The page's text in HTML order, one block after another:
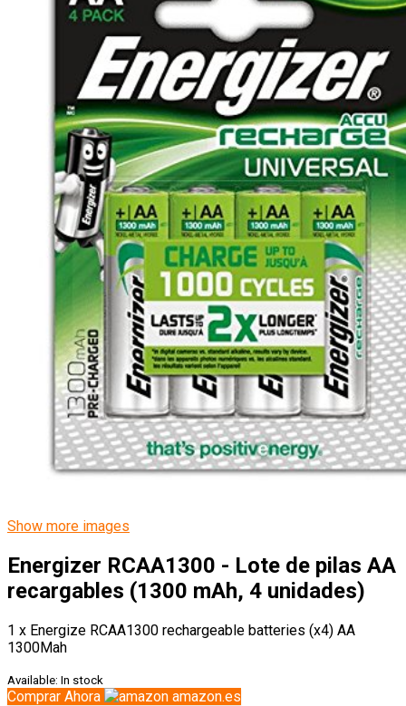
Show more images
Energizer RCAA1300 - Lote de pilas AA
recargables (1300 mAh, 4 unidades)
1 x Energize RCAA1300 rechargeable batteries (x4) AA
1300Mah
Available: In stock
Comprar Ahora
amazon.es